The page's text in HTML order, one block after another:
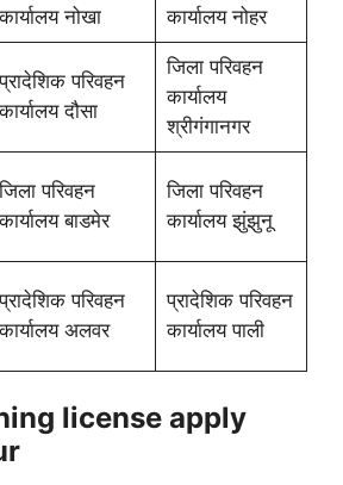
नोखा
कार्यालय नोहर
परिवहन
दौसा
जिला परिवहन
कार्यालय
श्रीगंगानगर
परिवहन
बाडमेर
जिला परिवहन
कार्यालय झुंझुनू
परिवहन
अलवर
प्रादेशिक परिवहन
कार्यालय पाली
license apply